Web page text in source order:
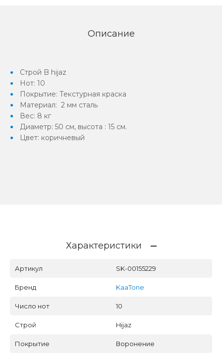
Описание
Строй B hijaz
Нот: 10
Покрытие: Текстурная краска
Материал: 2 мм сталь
Вес: 8 кг
Диаметр: 50 см, высота : 15 см.
Цвет: коричневый
Характеристики
Артикул SK-00155229
Бренд KaaTone
Число нот 10
Строй Hijaz
Покрытие Воронение